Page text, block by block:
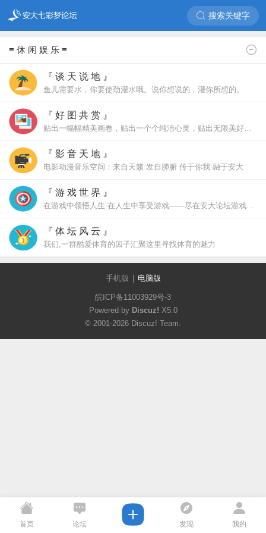
搜索关键字
≡ 休 闲 娱 乐 ≡
『 谈 天 说 地 』
鱼儿需要水，你要使劲灌水哦。说你想说的，灌你所想的。
『 好 图 共 赏 』
贴出一幅幅精美画卷，贴出一个个纯洁心灵，贴出无限美好憧憬
『 影 音 天 地 』
电影动漫音乐空间：来自天籁 发自肺腑 传于你我 融于安大
『 游 戏 世 界 』
在游戏中领悟人生 在人生中享受游戏——尽在安大论坛游戏世界
『 体 坛 风 云 』
我们,一群酷爱体育的因子汇聚这里寻找体育的魅力
手机版 电脑版
皖ICP备11003929号-3
Powered by Discuz! X5.0
© 2001-2026 Discuz! Team.
首页 论坛 发现 我的